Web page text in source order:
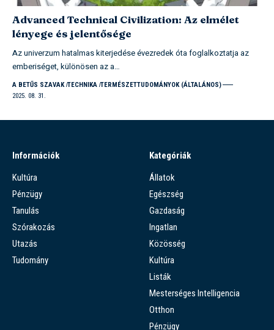
Advanced Technical Civilization: Az elmélet
lényege és jelentősége
Az univerzum hatalmas kiterjedése évezredek óta foglalkoztatja az
emberiséget, különösen az a…
A BETŰS SZAVAK TECHNIKA TERMÉSZETTUDOMÁNYOK (ÁLTALÁNOS)
2025. 08. 31.
Információk
Kultúra
Pénzügy
Tanulás
Szórakozás
Utazás
Tudomány
Kategóriák
Állatok
Egészség
Gazdaság
Ingatlan
Közösség
Kultúra
Listák
Mesterséges Intelligencia
Otthon
Pénzügy